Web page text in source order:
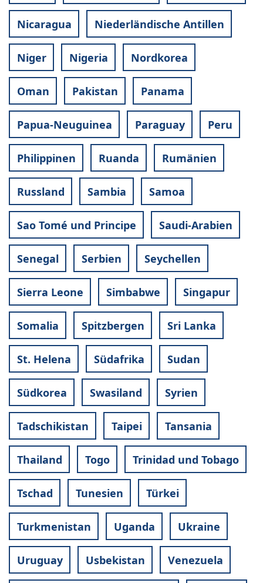
Nicaragua Niederländische Antillen
Niger Nigeria Nordkorea
Oman Pakistan Panama
Papua-Neuguinea Paraguay Peru
Philippinen Ruanda Rumänien
Russland Sambia Samoa
Sao Tomé und Principe Saudi-Arabien
Senegal Serbien Seychellen
Sierra Leone Simbabwe Singapur
Somalia Spitzbergen Sri Lanka
St. Helena Südafrika Sudan
Südkorea Swasiland Syrien
Tadschikistan Taipei Tansania
Thailand Togo Trinidad und Tobago
Tschad Tunesien Türkei
Turkmenistan Uganda Ukraine
Uruguay Usbekistan Venezuela